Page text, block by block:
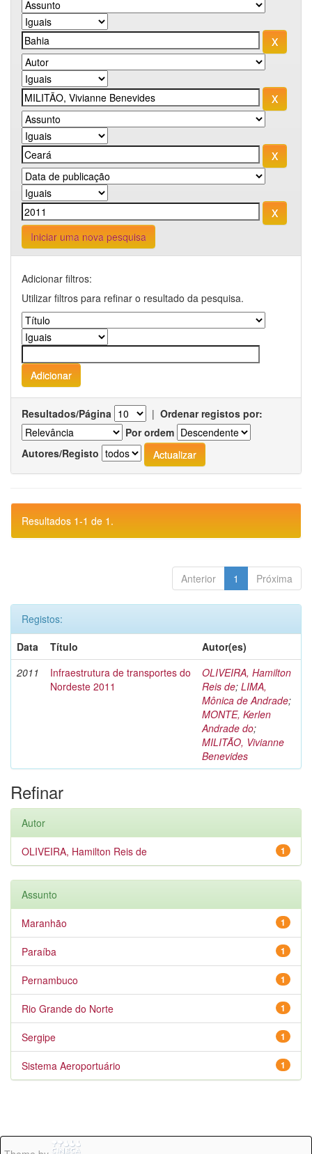
Iniciar uma nova pesquisa
Adicionar filtros:
Utilizar filtros para refinar o resultado da pesquisa.
Resultados/Página | Ordenar registos por:
Por ordem
Autores/Registo
Resultados 1-1 de 1.
Anterior 1 Próxima
Registos:
Data
Título
Autor(es)
2011
Infraestrutura de transportes do
Nordeste 2011
OLIVEIRA, Hamilton
Reis de; LIMA,
Mônica de Andrade;
MONTE, Kerlen
Andrade do;
MILITÃO, Vivianne
Benevides
Refinar
Autor
1
OLIVEIRA, Hamilton Reis de
Assunto
1
Maranhão
1
Paraíba
1
Pernambuco
1
Rio Grande do Norte
1
Sergipe
1
Sistema Aeroportuário